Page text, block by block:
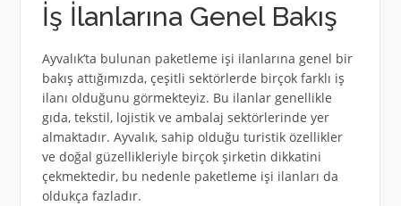
İş İlanlarına Genel Bakış
Ayvalık’ta bulunan paketleme işi ilanlarına genel bir
bakış attığımızda, çeşitli sektörlerde birçok farklı iş
ilanı olduğunu görmekteyiz. Bu ilanlar genellikle
gıda, tekstil, lojistik ve ambalaj sektörlerinde yer
almaktadır. Ayvalık, sahip olduğu turistik özellikler
ve doğal güzellikleriyle birçok şirketin dikkatini
çekmektedir, bu nedenle paketleme işi ilanları da
oldukça fazladır.